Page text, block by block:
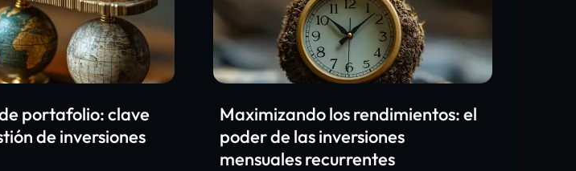
portafolio: clave
de inversiones
Maximizando los rendimientos: el
poder de las inversiones
mensuales recurrentes